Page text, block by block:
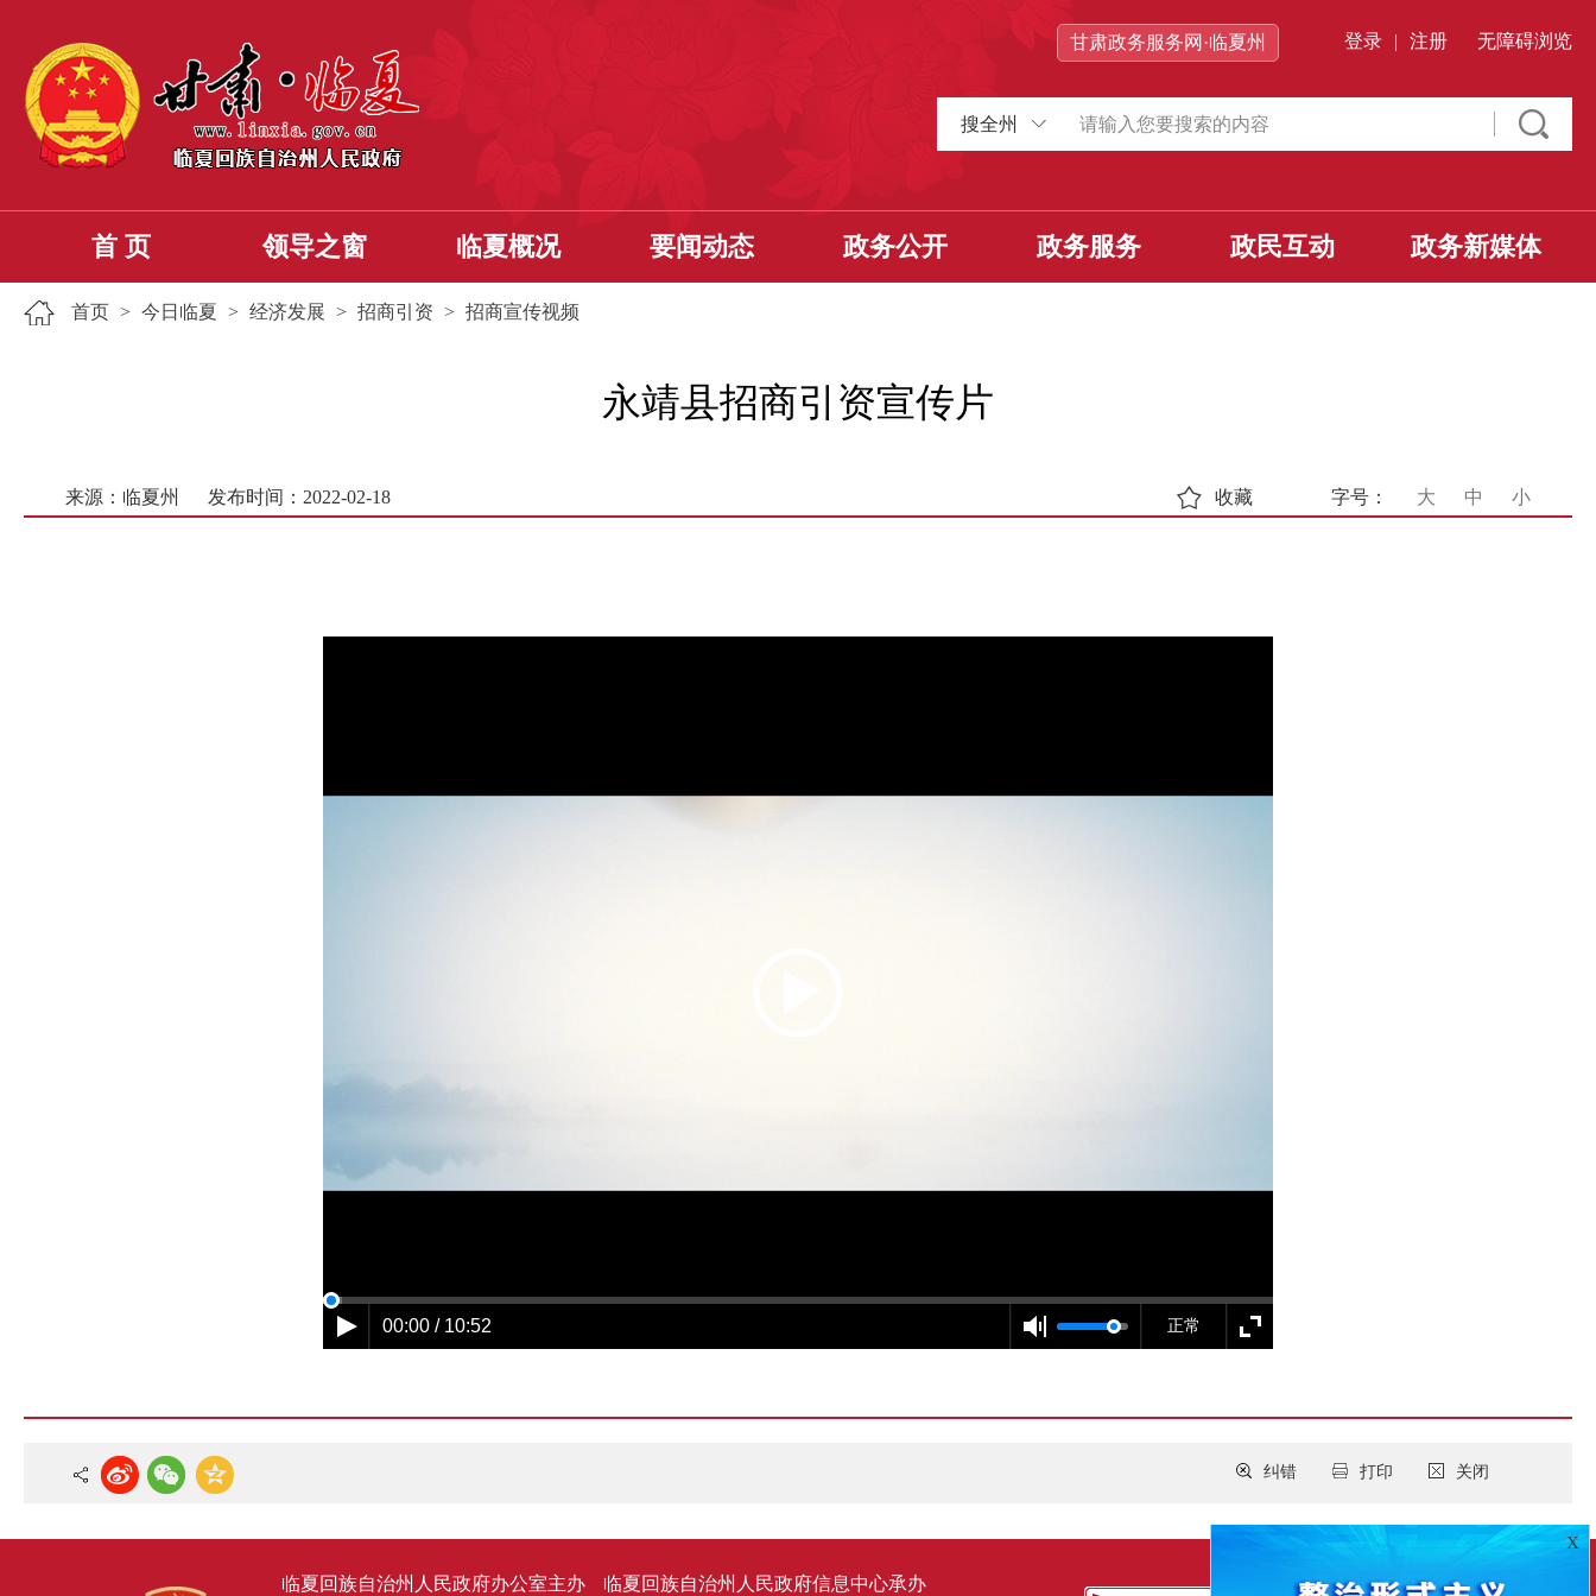
甘肃政务服务网·临夏州 登录 | 注册 无障碍浏览
搜全州
首 页 领导之窗 临夏概况 要闻动态 政务公开 政务服务 政民互动 政务新媒体
首页 > 今日临夏 > 经济发展 > 招商引资 > 招商宣传视频
永靖县招商引资宣传片
来源：临夏州 发布时间：2022-02-18 字号： 大 中 小
收藏
00:00 / 10:52 正常
关闭
打印
纠错
临夏回族自治州人民政府办公室主办 临夏回族自治州人民政府信息中心承办
X